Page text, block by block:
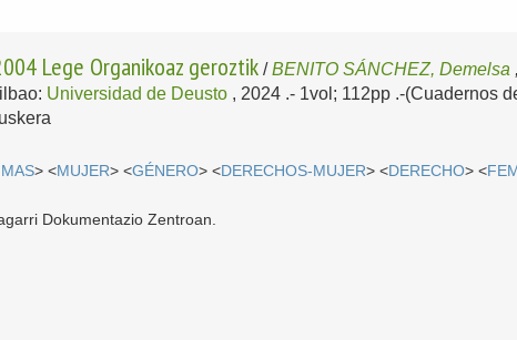
Lege Organikoaz geroztik /BENITO SÁNCHEZ, Demelsa
Universidad de Deusto , 2024 .- 1vol; 112pp .-(Cuadernos
> <MUJER> <GÉNERO> <DERECHOS-MUJER> <DERECHO> <
Dokumentazio Zentroan.